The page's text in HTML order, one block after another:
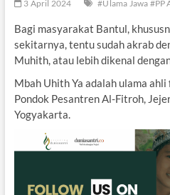
3 April 2024
#Ulama Jawa
Bagi masyarakat Bantul,
sekitarnya, tentu sudah akrab
Muhith, atau lebih dikenal
Mbah Uhith Ya adalah ulama
Pondok Pesantren Al-Fitroh,
Yogyakarta.